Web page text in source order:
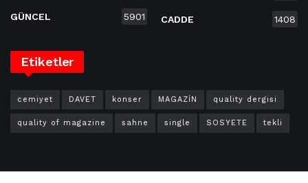
GÜNCEL 5901 CADDE 1408
Etiketler
cemiyet DAVET konser MAGAZİN quality dergisi
quality of magazine sahne single SOSYETE tekli